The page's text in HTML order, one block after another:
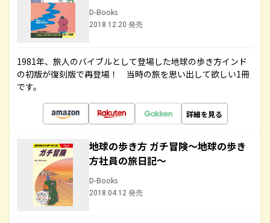
D-Books
2018.12.20 発売
1981年、旅人のバイブルとして登場した地球の歩き方インド
の初版が復刻版で再登場！ 当時の旅を思い出して欲しい1冊
です。
詳細を見る
地球の歩き方 ガチ冒険～地球の歩き
方社員の旅日記～
D-Books
2018.04.12 発売